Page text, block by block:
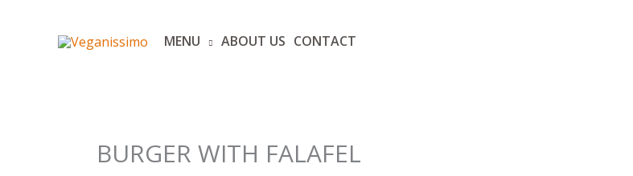
περιεχόμενο
MENU ABOUT US CONTACT
BURGER WITH FALAFEL